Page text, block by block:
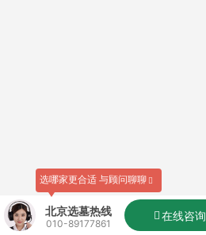
北京选墓热线
010-89177861
在线咨询
选哪家更合适 与顾问聊聊